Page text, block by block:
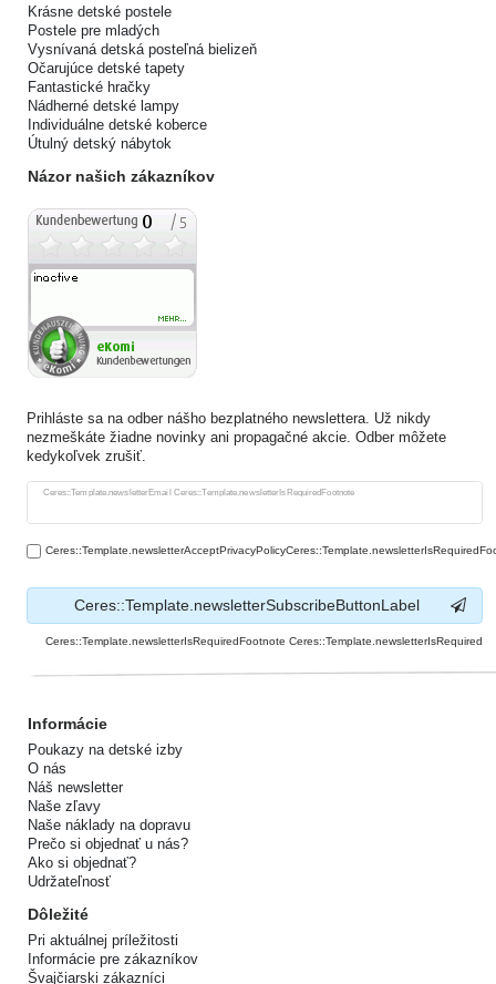
Krásne detské postele
Postele pre mladých
Vysnívaná detská posteľná bielizeň
Očarujúce detské tapety
Fantastické hračky
Nádherné detské lampy
Individuálne detské koberce
Útulný detský nábytok
Názor našich zákazníkov
Prihláste sa na odber nášho bezplatného newslettera. Už nikdy
nezmeškáte žiadne novinky ani propagačné akcie. Odber môžete
kedykoľvek zrušiť.
Ceres::Template.newsletterEmail Ceres::Template.newsletterIsRequiredFootnote
Ceres::Template.newsletterHoneypotLabel
Ceres::Template.newsletterSubscribeButtonLabel
Ceres::Template.newsletterIsRequiredFootnote Ceres::Template.newsletterIsRequired
Informácie
Poukazy na detské izby
O nás
Náš newsletter
Naše zľavy
Naše náklady na dopravu
Prečo si objednať u nás?
Ako si objednať?
Udržateľnosť
Dôležité
Pri aktuálnej príležitosti
Informácie pre zákazníkov
Švajčiarski zákazníci